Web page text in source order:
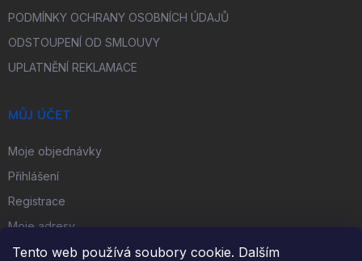
Tento web používá soubory cookie. Dalším
PODMÍNKY OCHRANY OSOBNÍCH ÚDAJŮ
ODSTOUPENÍ OD SMLOUVY
UPLATNĚNÍ REKLAMACE
MŮJ ÚČET
Moje objednávky
Přihlášení
Registrace
Moje adresy